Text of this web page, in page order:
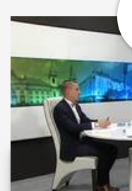
MEGOSZTÁS
Videóink